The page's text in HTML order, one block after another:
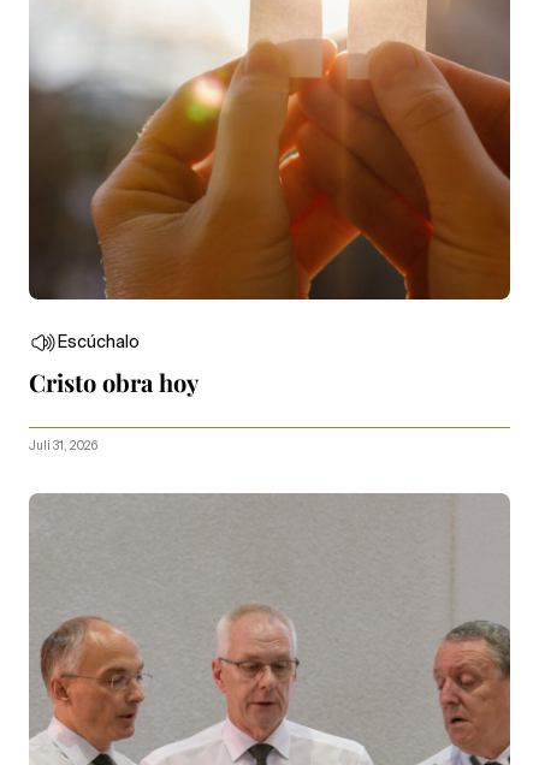
Escúchalo
Cristo obra hoy
Juli 31, 2026